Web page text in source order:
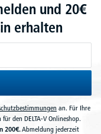
und 20€
erhalten
an. Für Ihre
den DELTA-V Onlineshop.
200€.Abmeldung jederzeit